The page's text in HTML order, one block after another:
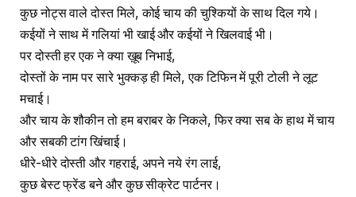
कुछ नोट्स वाले दोस्त मिले, कोई चाय की चुश्कियों के साथ दिल गये।
कईयों ने साथ में गलियां भी खाई और कईयों ने खिलवाई भी।
पर दोस्ती हर एक ने क्या ख़ूब निभाई,
दोस्तों के नाम पर सारे भुक्कड़ ही मिले, एक टिफिन में पूरी टोली ने लूट
मचाई।
और चाय के शौकीन तो हम बराबर के निकले, फिर क्या सब के हाथ में चाय
और सबकी टांग खिंचाई।
धीरे-धीरे दोस्ती और गहराई, अपने नये रंग लाई,
कुछ बेस्ट फ्रेंड बने और कुछ सीक्रेट पार्टनर।